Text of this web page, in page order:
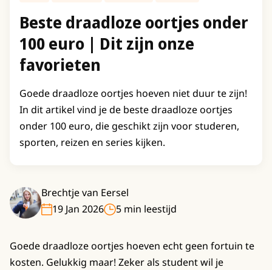
Beste draadloze oortjes onder
100 euro | Dit zijn onze
favorieten
Goede draadloze oortjes hoeven niet duur te zijn!
In dit artikel vind je de beste draadloze oortjes
onder 100 euro, die geschikt zijn voor studeren,
sporten, reizen en series kijken.
Brechtje van Eersel
19 Jan 2026
5 min leestijd
Goede draadloze oortjes hoeven echt geen fortuin te
kosten. Gelukkig maar! Zeker als student wil je